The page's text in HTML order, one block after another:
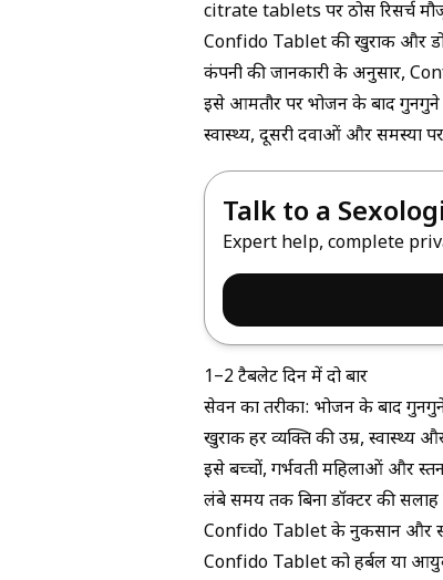
citrate tablets पर ठोस रिसर्च
Confido Tablet की खुराक और
कंपनी की जानकारी के अनुसार,
इसे आमतौर पर भोजन के बाद गुनगुने
स्वास्थ्य, दूसरी दवाओं और समस्या पर
Talk to a
Expert help, complete
1–2 टैबलेट दिन में दो बार
सेवन का तरीका: भोजन के बाद
खुराक हर व्यक्ति की उम्र,
इसे बच्चों, गर्भवती महिलाओं और
लंबे समय तक बिना डॉक्टर की
Confido Tablet के नुकसान और
Confido Tablet को हर्बल या